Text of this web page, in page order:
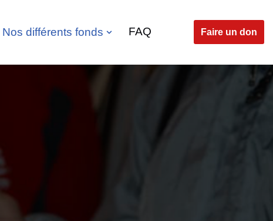
Nos différents fonds FAQ Faire un don